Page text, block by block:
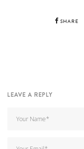
SHARE
LEAVE A REPLY